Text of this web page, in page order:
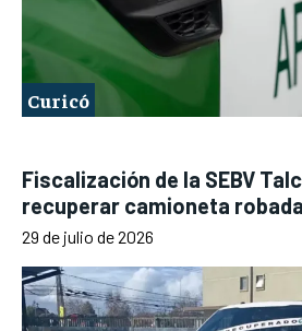
Curicó
Fiscalización de la SEBV
recuperar camioneta
29 de julio de 2026